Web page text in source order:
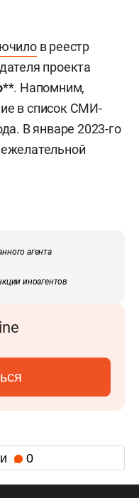
в реестр
проекта
**. Напомним,
в список СМИ-
В январе 2023-го
агента
иноагентов
0